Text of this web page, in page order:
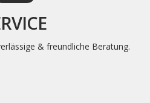
& freundliche Beratung.